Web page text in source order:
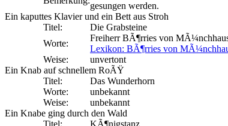
gesungen werden.
Ein kaputtes Klavier und ein Bett aus Stroh
Titel:
Die Grabsteine
Worte:
Freiherr BÃ¶rries von
Lexikon: BÃ¶rries von
Weise:
unvertont
Ein Knab auf schnellem RoÃŸ
Titel:
Das Wunderhorn
Worte:
unbekannt
Weise:
unbekannt
Ein Knabe ging durch den Wald
Titel:
KÃ¶nigstanz